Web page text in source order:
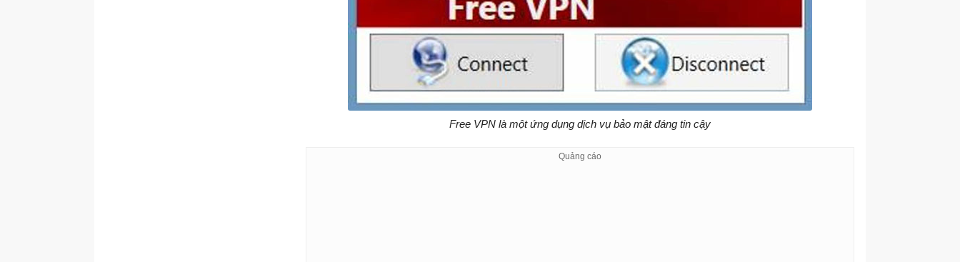
Free VPN là một ứng dụng dịch vụ bảo mật đáng tin cậy